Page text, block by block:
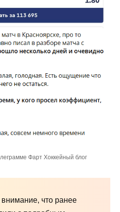
Фарт Хоккейный блог
внимание, что ранее